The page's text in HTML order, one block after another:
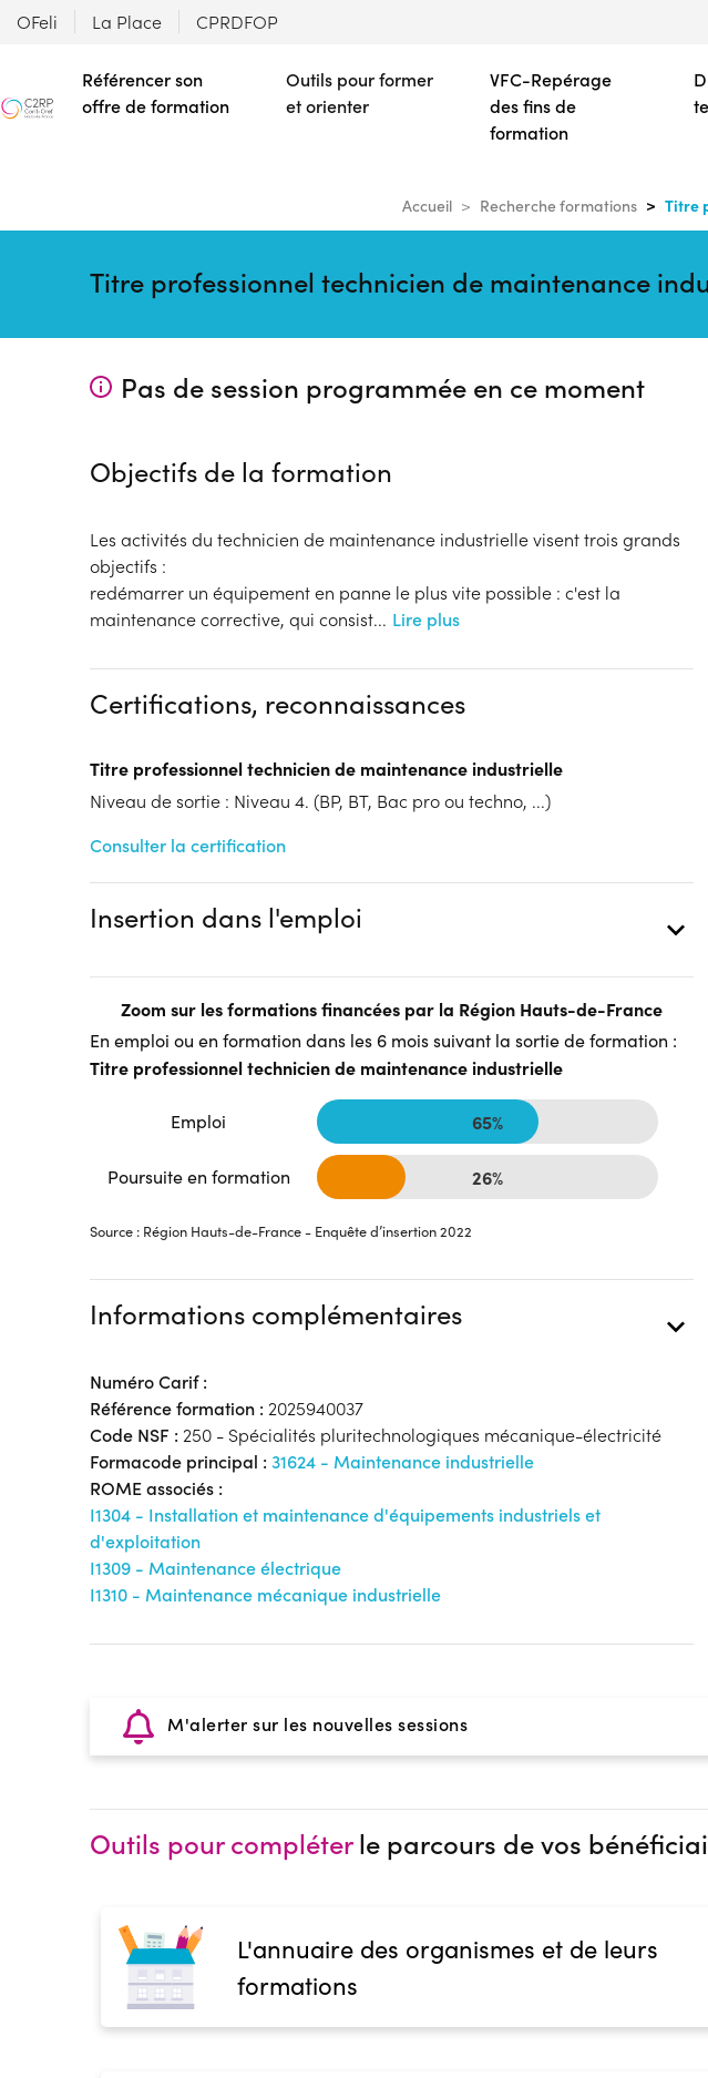
OFeli La Place CPRDFOP
Référencer son
offre de formation
Outils pour former
et orienter
VFC-Repérage
des fins de
formation
Accueil Recherche formations Titre
Titre professionnel technicien de maintenance
Pas de session programmée en ce moment
Objectifs de la formation
Les activités du technicien de maintenance industrielle visent trois grands
objectifs :
redémarrer un équipement en panne le plus vite possible : c'est la
maintenance corrective, qui consist... Lire plus
Certifications, reconnaissances
Titre professionnel technicien de maintenance industrielle
Niveau de sortie : Niveau 4. (BP, BT, Bac pro ou techno, ...)
Consulter la certification
Insertion dans l'emploi
Zoom sur les formations financées par la Région Hauts-de-France
En emploi ou en formation dans les 6 mois suivant la sortie de formation :
Titre professionnel technicien de maintenance industrielle
Emploi 65%
Poursuite en formation 26%
Source : Région Hauts-de-France - Enquête d’insertion 2022
Informations complémentaires
Numéro Carif :
Référence formation : 2025940037
Code NSF : 250 - Spécialités pluritechnologiques mécanique-électricité
Formacode principal : 31624 - Maintenance industrielle
ROME associés :
I1304 - Installation et maintenance d'équipements industriels et
d'exploitation
I1309 - Maintenance électrique
I1310 - Maintenance mécanique industrielle
M'alerter sur les nouvelles sessions
Outils pour compléterle parcours de vos
L'annuaire des organismes et de leurs
formations